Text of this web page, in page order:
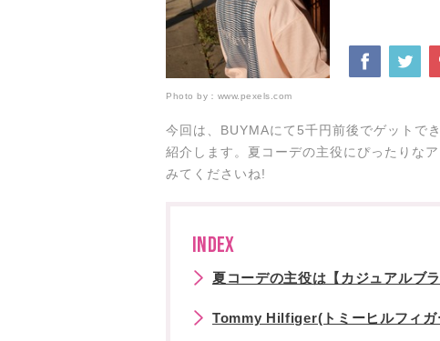
Photo by： www.pexels.com
今回は、BUYMAにて5千円前後でゲットで
紹介します。夏コーデの主役にぴったりな
みてくださいね!
INDEX
夏コーデの主役は【カジュアルブ
Tommy Hilfiger(トミーヒルフィガ